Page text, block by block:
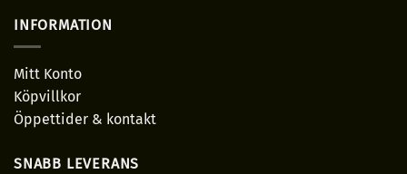
INFORMATION
Mitt Konto
Köpvillkor
Öppettider & kontakt
SNABB LEVERANS